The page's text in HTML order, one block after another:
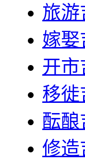
旅游
嫁娶
开市
移徙
酝酿
修造